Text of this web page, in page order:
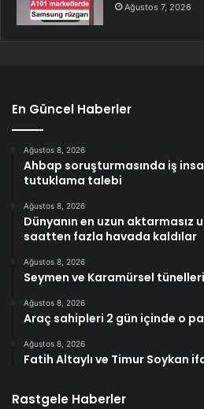
Ağustos 7, 2026
En Güncel Haberler
Ağustos 8, 2026
Ahbap soruşturmasında iş
tutuklama talebi
Ağustos 8, 2026
Dünyanın en uzun
saatten fazla havada kaldılar
Ağustos 8, 2026
Seymen ve Karamürsel
Ağustos 8, 2026
Araç sahipleri 2 gün içinde o
Ağustos 8, 2026
Fatih Altaylı ve Timur Soykan
Rastgele Haberler